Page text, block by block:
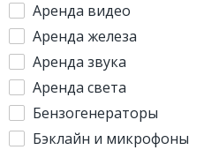
Аренда видео
Аренда железа
Аренда звука
Аренда света
Бензогенераторы
Бэклайн и микрофоны